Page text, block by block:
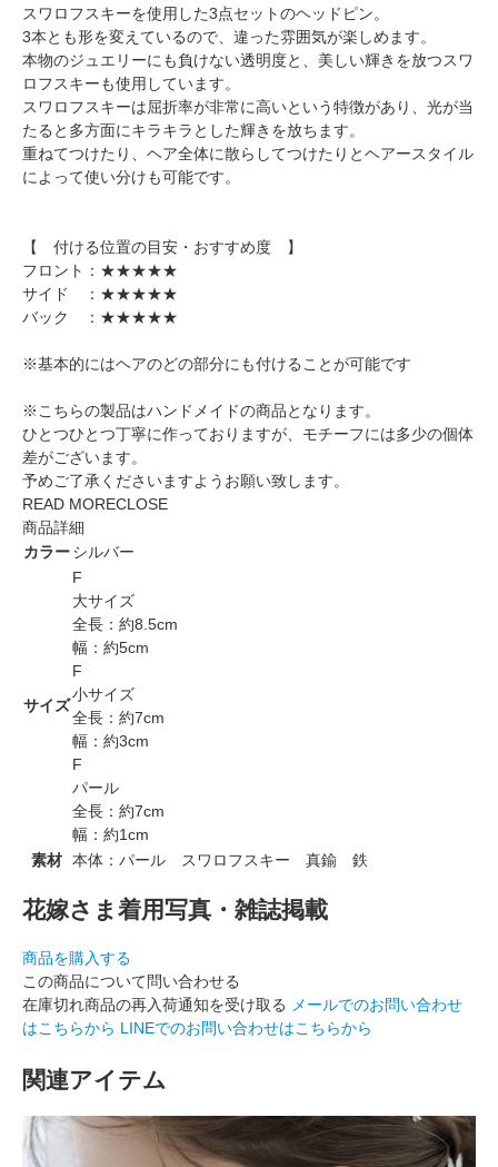
スワロフスキーを使用した3点セットのヘッドピン。
3本とも形を変えているので、違った雰囲気が楽しめます。
本物のジュエリーにも負けない透明度と、美しい輝きを放つスワ
ロフスキーも使用しています。
スワロフスキーは屈折率が非常に高いという特徴があり、光が当
たると多方面にキラキラとした輝きを放ちます。
重ねてつけたり、ヘア全体に散らしてつけたりとヘアースタイル
によって使い分けも可能です。
【 付ける位置の目安・おすすめ度 】
フロント：★★★★★
サイド ：★★★★★
バック ：★★★★★
※基本的にはヘアのどの部分にも付けることが可能です
※こちらの製品はハンドメイドの商品となります。
ひとつひとつ丁寧に作っておりますが、モチーフには多少の個体
差がございます。
予めご了承くださいますようお願い致します。
READ MORECLOSE
商品詳細
カラーシルバー
サイズ
F
大サイズ
全長：約8.5cm
幅：約5cm
F
小サイズ
全長：約7cm
幅：約3cm
F
パール
全長：約7cm
幅：約1cm
素材 本体：パール スワロフスキー 真鍮 鉄
花嫁さま着用写真・雑誌掲載
商品を購入する
この商品について問い合わせる
在庫切れ商品の再入荷通知を受け取る
メールでのお問い合わせ
はこちらから LINEでのお問い合わせはこちらから
関連アイテム